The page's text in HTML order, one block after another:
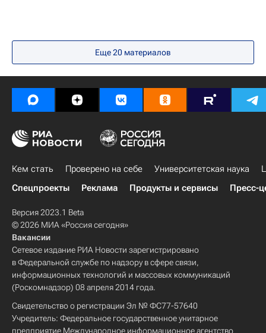
Еще 20 материалов
Кем стать Проверено на себе Университетская наука
Спецпроекты
Реклама Продукты и сервисы Пресс-
Версия 2023.1 Beta
© 2026 МИА «Россия сегодня»
Вакансии
Сетевое издание РИА Новости зарегистрировано
в Федеральной службе по надзору в сфере связи,
информационных технологий и массовых коммуникаций
(Роскомнадзор) 08 апреля 2014 года.
Свидетельство о регистрации Эл № ФС77-57640
Учредитель: Федеральное государственное унитарное
предприятие Международное информационное агентство